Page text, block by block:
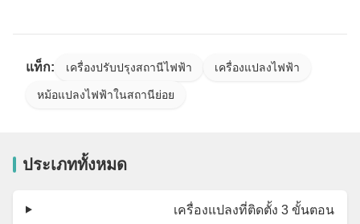
แท็ก: เครื่องปรับปรุงสถานีไฟฟ้า เครื่องแปลงไฟฟ้า
หม้อแปลงไฟฟ้าในสถานีย่อย
ประเภททั้งหมด
เครื่องแปลงที่ติดตั้ง 3 ขั้นตอน